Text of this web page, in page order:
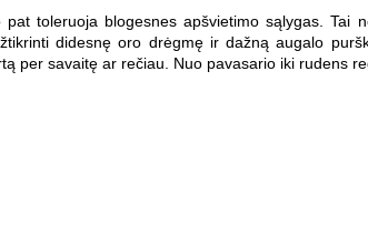
toleruoja blogesnes apšvietimo sąlygas.
didesnę oro drėgmę ir dažną augalo
per savaitę ar rečiau. Nuo pavasario iki rudens